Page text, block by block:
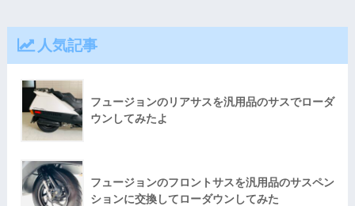
人気記事
フュージョンのリアサスを汎用品のサスでローダ
ウンしてみたよ
フュージョンのフロントサスを汎用品のサスペン
ションに交換してローダウンしてみた